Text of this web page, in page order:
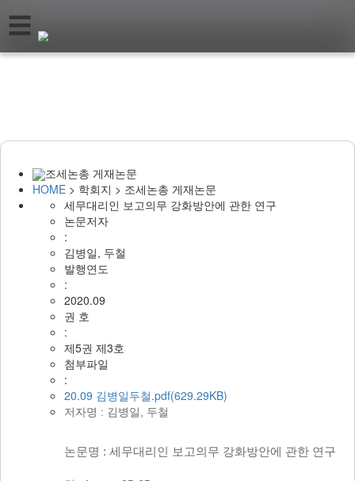
Home
학
회
지 Journal
학
회
행
사 Events
학
회
소
식 News
☰
조세논총 게재논문
HOME > 학회지 > 조세논총 게재논문
세무대리인 보고의무 강화방안에 관한 연구
논문저자
:
김병일, 두철
발행연도
:
2020.09
권 호
:
제5권 제3호
첨부파일
:
20.09 김병일두철.pdf(629.29KB)
저자명 : 김병일, 두철
논문명 : 세무대리인 보고의무 강화방안에 관한 연구